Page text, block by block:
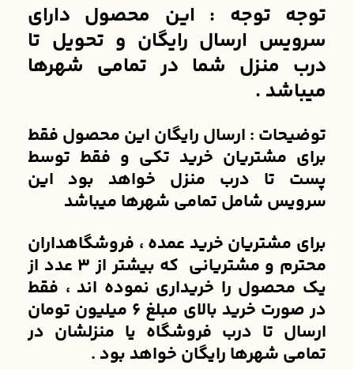
توجه توجه : این محصول دارای
سرویس ارسال رایگان و تحویل تا
درب منزل شما در تمامی شهرها
میباشد .
توضیحات : ارسال رایگان این محصول فقط
برای مشتریان خرید تکی و فقط توسط
پست تا درب منزل خواهد بود این
سرویس شامل تمامی شهرها میباشد
برای مشتریان خرید عمده ، فروشگاهداران
محترم و مشتریانی که بیشتر از 3 عدد از
یک محصول را خریداری نموده اند ، فقط
در صورت خرید بالای مبلغ 6 میلیون تومان
ارسال تا درب فروشگاه یا منزلشان در
تمامی شهرها رایگان خواهد بود .